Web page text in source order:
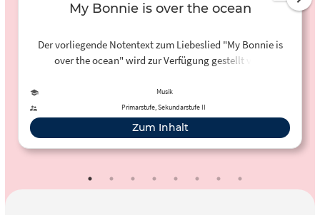
My Bonnie is over the ocean
Der vorliegende Notentext zum Liebeslied "My Bonnie is
over the ocean" wird zur Verfügung gestellt vom
Singens mit Kindern. Neben kostenlosen Notentexten
werden Liedeinspielungen sowie Podcasts mit zahlreichen
Hintergrundinformationen zur Verfügung gestellt.
Musik
Primarstufe, Sekundarstufe II
Zum Inhalt